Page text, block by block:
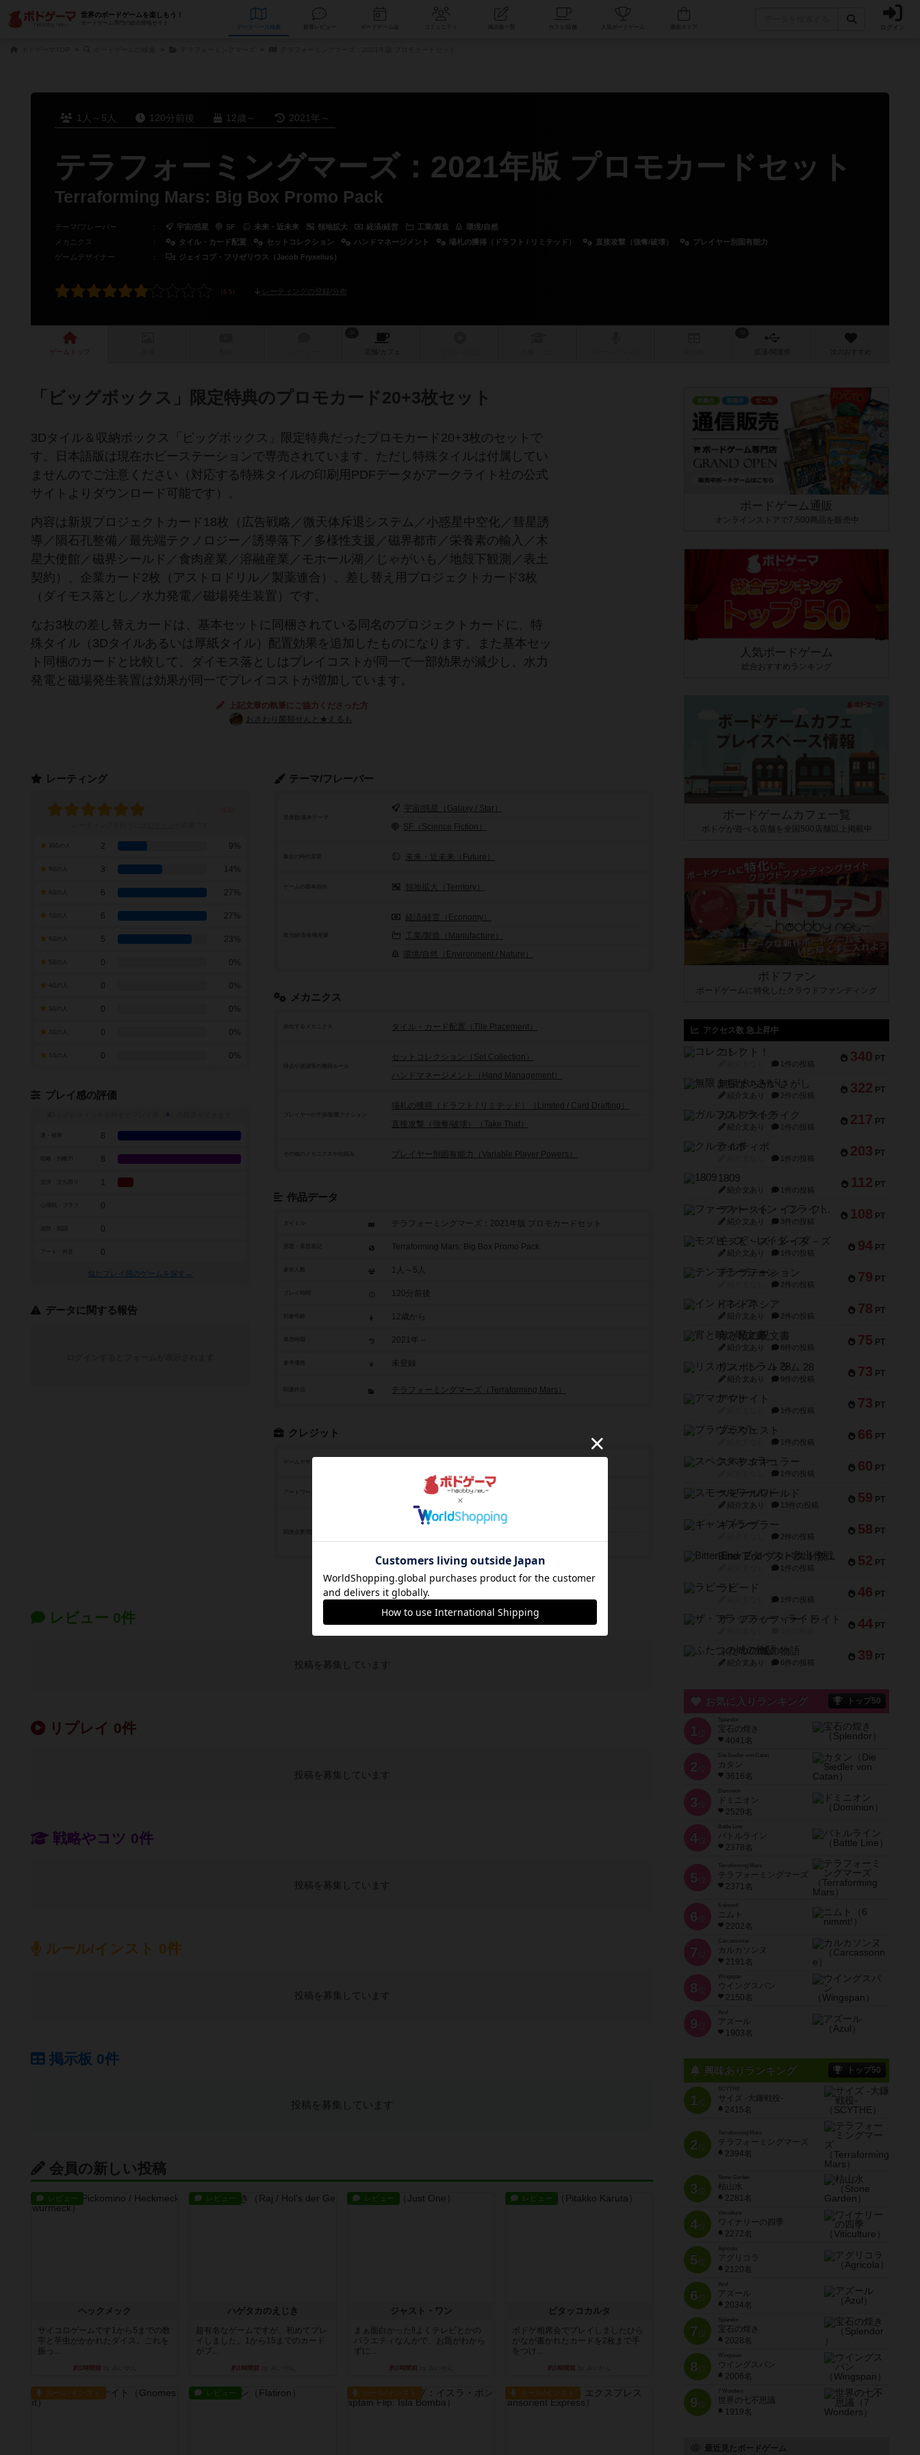
世界のボードゲームを楽しもう！
ボードゲーム専門の総合情報サイト
データベース コミュニティ 人気ボードゲーム ログイン
1人～5人 120分前後 12歳～ 2021年～
テラフォーミングマーズ：2021年版 プロモカードセット
Terraforming Mars: Big Box Promo Pack
テーマ/フレーバー ： 宇宙/惑星 SF 未来・近未来 領地拡大 経済/経営 工業/製造
環境/自然
メカニクス
： タイル・カード配置 セットコレクション ハンドマネージメント 場札の獲得（ドラフト / リミテッド） 直接攻撃（強奪/破壊）
プレイヤー別固有能力
ゲームデザイナー
： ジェイコブ・フリゼリウス（Jacob Fryxelius）
レーティングの登録/分布
ゲーム 店舗/ カフェ 作 次のおすすめ
「ビッグボックス」限定特典のプロモカード20+3枚セット
3Dタイル＆収納ボックス「ビッグボックス」限定特典だったプロモカード20+3枚のセットで
す。日本語版は現在ホビーステーションで専売されています。ただし特殊タイルは付属してい
ませんのでご注意ください（対応する特殊タイルの印刷用PDFデータがアークライト社の公式
サイトよりダウンロード可能です）。
内容は新規プロジェクトカード18枚（広告戦略／微天体斥退システム／小惑星中空化／彗星誘
導／隕石孔整備／最先端テクノロジー／誘導落下／多様性支援／磁界都市／栄養素の輸入／木
星大使館／磁界シールド／食肉産業／溶融産業／モホール湖／じゃがいも／地殻下観測／表土
契約）、企業カード2枚（アストロドリル／製薬連合）、差し替え用プロジェクトカード3枚
（ダイモス落とし／水力発電／磁場発生装置）です。
なお3枚の差し替えカードは、基本セットに同梱されている同名のプロジェクトカードに、特
殊タイル（3Dタイルあるいは厚紙タイル）配置効果を追加したものになります。また基本セッ
ト同梱のカードと比較して、ダイモス落としはプレイコストが同一で一部効果が減少し、水力
発電と磁場発生装置は効果が同一でプレイコストが増加しています。
上記文章の執筆にご協力くださった方
おさわり菌類せんと★えるも
テーマ/フレーバー
世界観/基本テーマ
宇宙/惑星（Galaxy / Star）
SF（Science Fiction）
舞台の時代背景 未来・近未来（Future）
ゲームの基本目的 領地拡大（Territory）
政治経済/各種産業
経済/経営（Economy）
工業/製造（Manufacture）
環境/自然（Environment / Nature）
メカニクス
頻出するメカニクス タイル・カード配置（Tile Placement）
セットコレクション（Set Collection）
ハンドマネージメント（Hand Management）
プレイヤーの干渉/影響アクション
場札の獲得（ドラフト / リミテッド）（Limited / Card Drafting）
直接攻撃（強奪/破壊）（Take That）
その他のメカニクスや仕組み プレイヤー別固有能力（Variable Player Powers）
作品データ
タイトル テラフォーミングマーズ：2021年版 プロモカードセット
Terraforming Mars: Big Box Promo Pack
参加人数 1人～5人
120分前後
12歳から
2021年～
参考価格 未登録
関連作品 テラフォーミングマーズ（Terraforming Mars）
クレジット
ゲームデザイン
イザック・フリゼリウス（Isaac Fryxelius）
フリックス ゲームズ（FryxGames）
ストロングホールド ゲームズ（Stronghold Games）
レーティング
2 9%
3 14%
6 27%
7点の人 6 27%
5 23%
0 0%
0 0%
0 0%
0 0%
0 0%
プレイ感の評価
※
8
戦略・判断力 8
1
0
0
アート・外見 0
似たプレイ感のゲームを探す→
データに関する報告
レビュー 0件
投稿を募集しています
リプレイ 0件
投稿を募集しています
戦略やコツ 0件
投稿を募集しています
ルール/インスト 0件
投稿を募集しています
掲示板 0件
投稿を募集しています
会員の新しい投稿
レビュー
ヘックメック
サイコロゲームです1から5までの数
字と芋虫がかかれたダイス。これを
振っ...
約1時間前
レビュー
ハゲタカのえじき
超有名なゲームですが、初めてプレ
イしました。1から15までのカード
がプ...
約1時間前
レビュー
ジャスト・ワン
まぁ面白かった‼️よくテレビとかの
バラエティなんかで、お題がわから
ずに...
約1時間前
レビュー
ピタッコカルタ
ボドゲ相席会でプレイしましたひら
がなが書かれたカードを2枚まで手
をつけ...
約1時間前
ルール/インスト レビュー ルール/インスト ルール/インスト
ボードゲーム通販
オンラインストアで7,500商品を販売中
人気ボードゲーム
総合おすすめランキング
ボードゲームカフェ一覧
ボドゲが遊べる店舗を全国500店舗以上掲載中
ボドファン
ボードゲームに特化したクラウドファンディング
アクセス数 急上昇中
340 PT
コレクト！
1件の投稿
322 PT
無限まちがいさがし
紹介文あり 2件の投稿
217 PT
ガルフストライク
紹介文あり 1件の投稿
203 PT
クルティボ
1件の投稿
112 PT
1809
紹介文あり 1件の投稿
108 PT
ファースト・イン・フライト
紹介文あり 3件の投稿
94 PT
モズビ－ズ・レイダ－ズ
紹介文あり 1件の投稿
79 PT
テンプテーション
2件の投稿
78 PT
インドネシア
紹介文あり 2件の投稿
75 PT
宵と暁の呪文書
紹介文あり 8件の投稿
73 PT
リスボン・トラム 28
紹介文あり 9件の投稿
73 PT
アマナイト
1件の投稿
66 PT
ブラヴェスト
1件の投稿
60 PT
スペクタキュラー
1件の投稿
59 PT
スモールワールド
紹介文あり 13件の投稿
58 PT
ギャンブラー
2件の投稿
52 PT
Bitter End ブタペスト救出作戦
1件の投稿
46 PT
ラピード
1件の投稿
44 PT
ザ・フラッフィー・ライト
39 PT
ふたつの城の物語
紹介文あり 6件の投稿
お気に入りランキング トップ50
1 位
宝石の煌き
4041名
2 位
Die Siedler von Catan
カタン
3616名
3 位
ドミニオン
2529名
4位
Battle Line
バトルライン
2378名
5 位
Terraforming Mars
テラフォーミングマーズ
2371名
6 位
ニムト
2202名
7 位
Carcassonne
カルカソンヌ
2191名
8 位
Wingspan
ウイングスパン
2150名
9 位
Azul
アズール
1903名
興味ありランキング トップ50
1位
SCYTHE
サイズ -大鎌戦役-
2415名
2位
Terraforming Mars
テラフォーミングマーズ
2394名
3位
Stone Garden
枯山水
2281名
4位
Viticulture
ワイナリーの四季
2272名
5位
Agricola
アグリコラ
2120名
6位
Azul
アズール
2034名
7位
宝石の煌き
2028名
8位
Wingspan
ウイングスパン
2006名
9位
7 Wonders
世界の七不思議
1919名
最近見たボードゲーム